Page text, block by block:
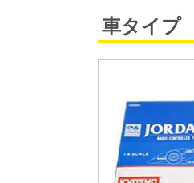
車タイプ